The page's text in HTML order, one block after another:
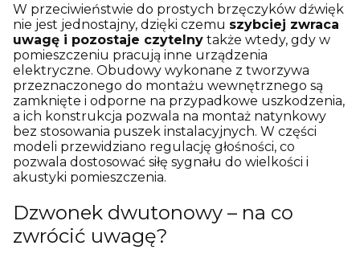
W przeciwieństwie do prostych brzęczyków dźwięk
nie jest jednostajny, dzięki czemu szybciej zwraca
uwagę i pozostaje czytelny także wtedy, gdy w
pomieszczeniu pracują inne urządzenia
elektryczne. Obudowy wykonane z tworzywa
przeznaczonego do montażu wewnętrznego są
zamknięte i odporne na przypadkowe uszkodzenia,
a ich konstrukcja pozwala na montaż natynkowy
bez stosowania puszek instalacyjnych. W części
modeli przewidziano regulację głośności, co
pozwala dostosować siłę sygnału do wielkości i
akustyki pomieszczenia.
Dzwonek dwutonowy – na co
zwrócić uwagę?